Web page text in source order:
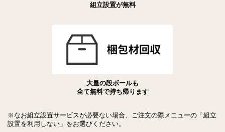
組立設置が無料
大量の段ボールも
全て無料で持ち帰ります
※なお組立設置サービスが必要ない場合、ご注文の際メニューの「組立
設置を利用しない」をお選びください。